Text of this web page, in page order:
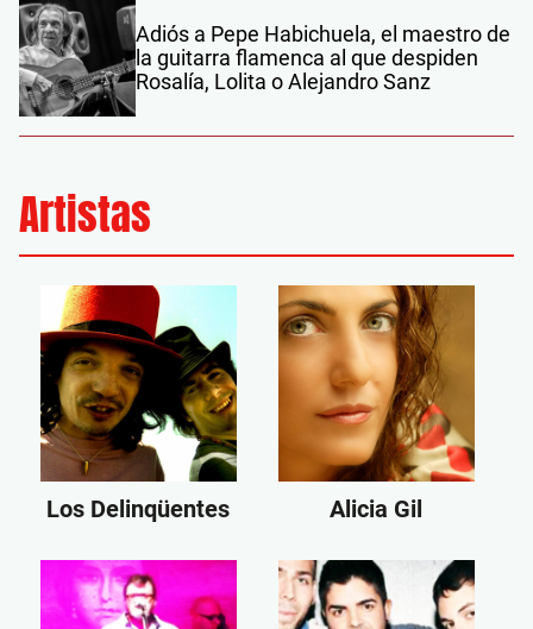
Adiós a Pepe Habichuela, el maestro de
la guitarra flamenca al que despiden
Rosalía, Lolita o Alejandro Sanz
Artistas
Los Delinqüentes Alicia Gil